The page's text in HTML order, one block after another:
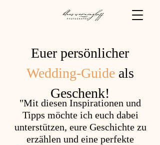
Euer persönlicher
Wedding-Guideals
Geschenk!
"Mit diesen Inspirationen und
Tipps möchte ich euch dabei
unterstützen, eure Geschichte zu
erzählen und eine perfekte